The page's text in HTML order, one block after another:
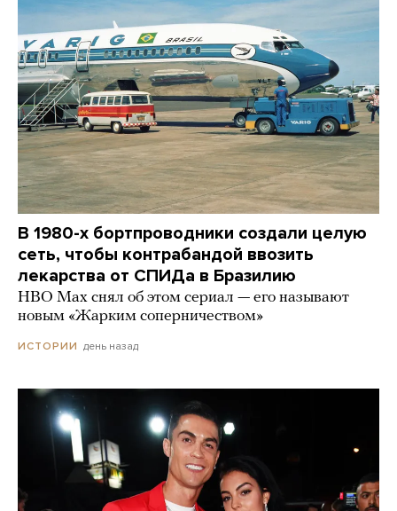
В 1980-х бортпроводники создали целую
сеть, чтобы контрабандой ввозить
лекарства от СПИДа в Бразилию
HBO Max снял об этом сериал — его называют
новым «Жарким соперничеством»
ИСТОРИИ день назад